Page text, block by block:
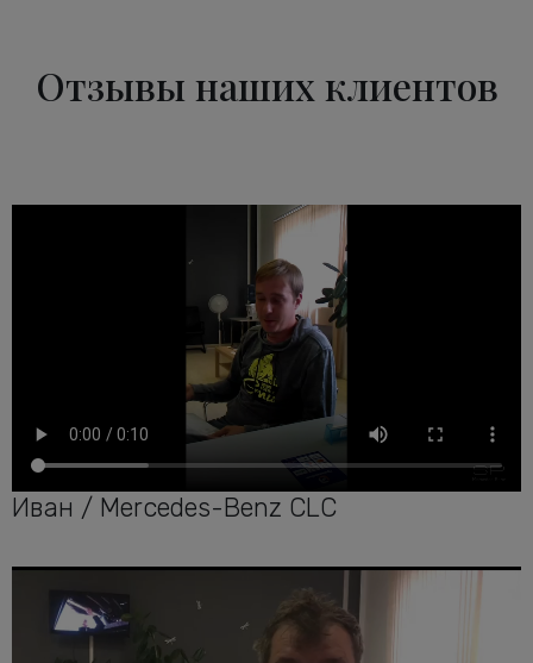
Отзывы наших клиентов
Иван / Mercedes-Benz CLC